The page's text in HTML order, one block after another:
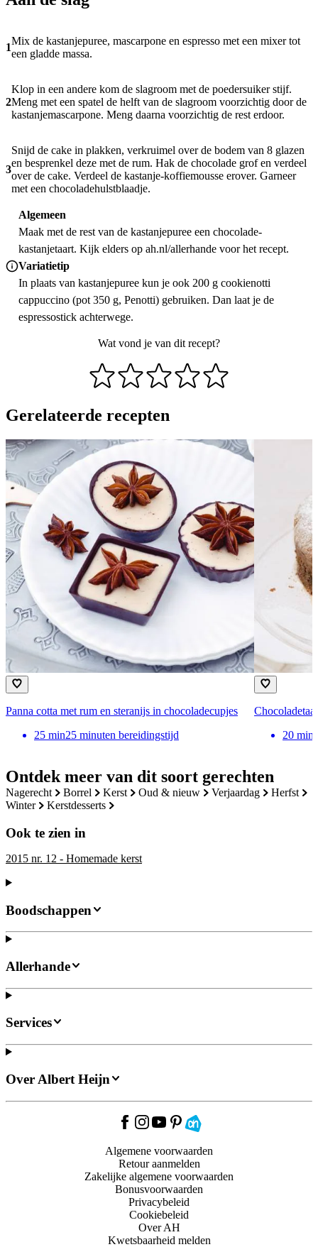
Ontdek meer van dit soort gerechten
nagerecht borrel kerst oud & nieuw verjaardag
herfst
winter
kerstdesserts
Ook te zien in
2015 nr. 12 - Homemade kerst
1
Mix de kastanjepuree, mascarpone en espresso met een mixer tot
een gladde massa.
2
Klop in een andere kom de slagroom met de poedersuiker stijf.
Meng met een spatel de helft van de slagroom voorzichtig door de
kastanjemascarpone. Meng daarna voorzichtig de rest erdoor.
3
Snijd de cake in plakken, verkruimel over de bodem van 8 glazen
en besprenkel deze met de rum. Hak de chocolade grof en verdeel
over de cake. Verdeel de kastanje-koffiemousse erover. Garneer
met een chocoladehulstblaadje.
Algemeen
Maak met de rest van de kastanjepuree een chocolade-
kastanjetaart. Kijk elders op ah.nl/allerhande voor het recept.
Variatietip
In plaats van kastanjepuree kun je ook 200 g cookienotti
cappuccino (pot 350 g, Penotti) gebruiken. Dan laat je de
espressostick achterwege.
Wat vond je van dit recept?
Gerelateerde recepten
Panna cotta met rum en steranijs in chocoladecupjes
25 min25 minuten bereidingstijd
20 min
Boodschappen
Allerhande
Services
Over Albert Heijn
Algemene voorwaarden
Retour aanmelden
Zakelijke algemene voorwaarden
Bonusvoorwaarden
Privacybeleid
Cookiebeleid
Over AH
Kwetsbaarheid melden